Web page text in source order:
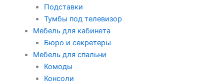
Подставки
Тумбы под телевизор
Мебель для кабинета
Бюро и секретеры
Мебель для спальни
Комоды
Консоли